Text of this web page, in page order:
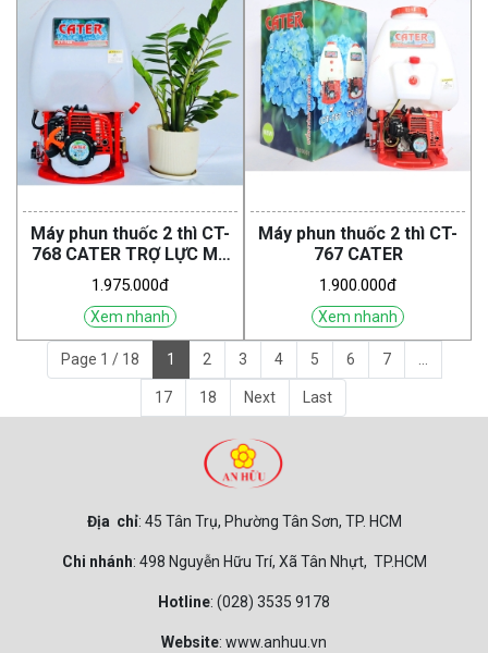
Máy phun thuốc 2 thì CT-
768 CATER TRỢ LỰC MÁ
VUÔNG
1.975.000đ
Xem nhanh
Máy phun thuốc 2 thì CT-
767 CATER
1.900.000đ
Xem nhanh
Page 1 / 18 1 2 3 4 5 6 7
17 18 Next Last
Địa chỉ: 45 Tân Trụ, Phường Tân Sơn, TP. HCM
Chi nhánh: 498 Nguyễn Hữu Trí, Xã Tân Nhựt, TP.HCM
Hotline: (028) 3535 9178
Website: www.anhuu.vn